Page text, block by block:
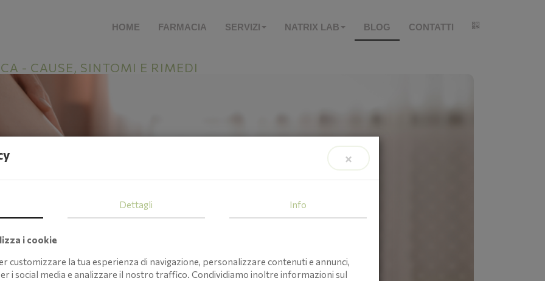
HOME FARMACIA SERVIZI NATRIX LAB BLOG CONTATTI
- CAUSE, SINTOMI E RIMEDI
×
Dettagli Info
i cookie
customizzare la tua esperienza di navigazione, personalizzare contenuti e annunci,
i social media e analizzare il nostro traffico. Condividiamo inoltre informazioni sul